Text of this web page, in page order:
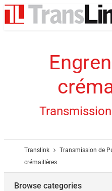
Translink Transmission de
crémaillères
Browse categories